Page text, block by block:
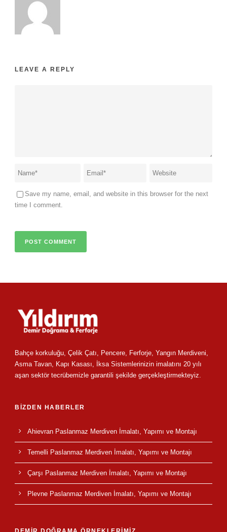
LEAVE A REPLY
Save my name, email, and website in this browser for the next
time I comment.
Bahçe korkuluğu, Çelik Çatı, Pencere, Ferforje, Yangın Merdiveni,
Asma Tavan, Kapı Kasası, İksa Sistemlerinizin imalatını 20 yılı
aşan sektör tecrübemizle garantili şekilde gerçekleştirmekteyiz.
BİZDEN HABERLER
Ahievran Paslanmaz Merdiven İmalatı, Yapımı ve Montajı
Temelli Paslanmaz Merdiven İmalatı, Yapımı ve Montajı
Çarşı Paslanmaz Merdiven İmalatı, Yapımı ve Montajı
Plevne Paslanmaz Merdiven İmalatı, Yapımı ve Montajı